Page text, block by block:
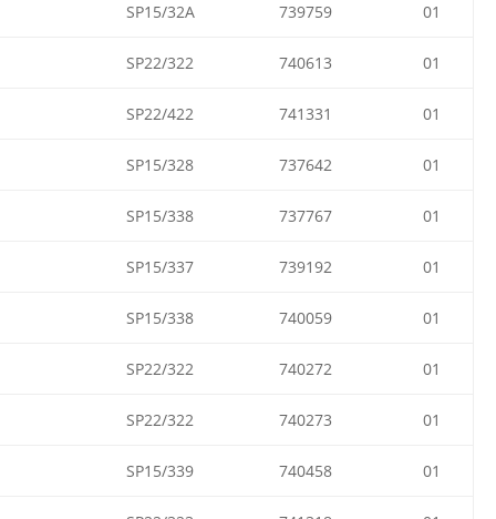
SP15/32A 739759 01
SP22/322 740613 01
SP22/422 741331 01
SP15/328 737642 01
SP15/338 737767 01
SP15/337 739192 01
SP15/338 740059 01
SP22/322 740272 01
SP22/322 740273 01
SP15/339 740458 01